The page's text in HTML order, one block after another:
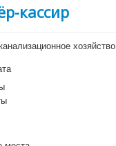
кассир
хозяйство